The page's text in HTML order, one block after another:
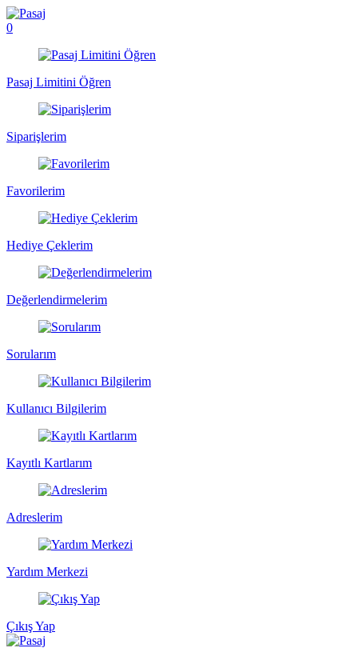
0
Pasaj Limitini Öğren
Siparişlerim
Favorilerim
Hediye Çeklerim
Değerlendirmelerim
Sorularım
Kullanıcı Bilgilerim
Kayıtlı Kartlarım
Adreslerim
Yardım Merkezi
Çıkış Yap